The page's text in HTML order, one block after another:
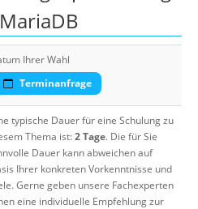
Ihrer Wahl
Terminanfrage
typische Dauer für eine Schulung zu
Thema ist:2 Tage. Die für Sie
Dauer kann abweichen auf
Ihrer konkreten Vorkenntnisse und
Gerne geben unsere Fachexperten
eine individuelle Empfehlung zur